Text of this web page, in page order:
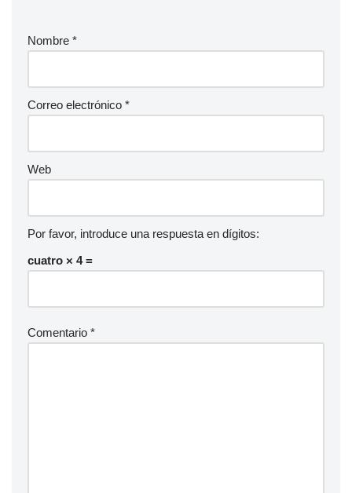
Nombre *
Correo electrónico *
Web
Por favor, introduce una respuesta en dígitos:
cuatro × 4 =
Comentario *